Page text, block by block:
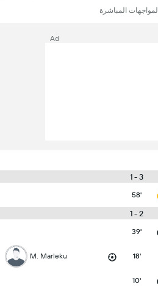
المواجهات المباشرة
Ad
3 - 1
58'
2 - 1
39'
18'
M. Marleku
10'